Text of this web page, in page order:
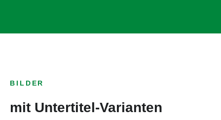
BILDER
mit Untertitel-Varianten